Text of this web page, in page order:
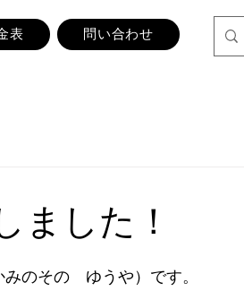
表 問い合わせ
ました！
のその　ゆうや）です。